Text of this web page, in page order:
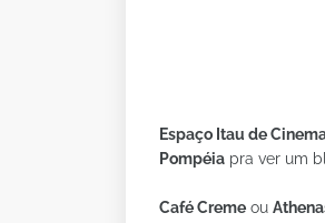
Espaço Itau de
Pompéia pra ver um
Café Creme ou